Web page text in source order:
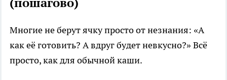
Многие не берут ячку просто от незнания: «А
как её готовить? А вдруг будет невкусно?» Всё
просто, как для обычной каши.